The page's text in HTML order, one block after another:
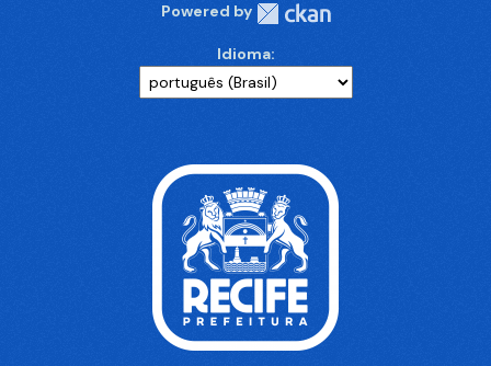
Powered by
Idioma